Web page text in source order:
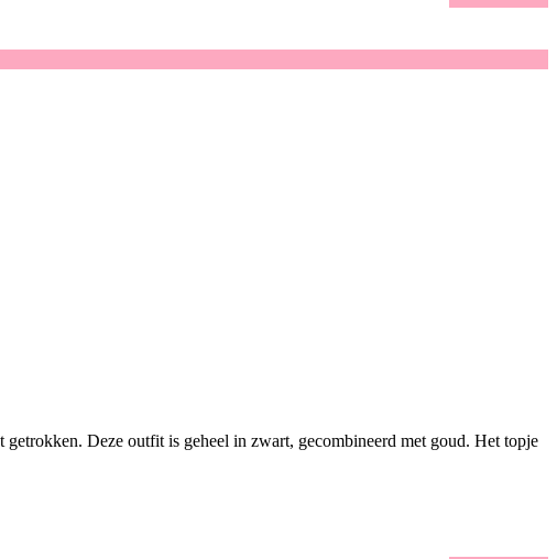
Deze outfit is geheel in zwart, gecombineerd met goud. Het topje